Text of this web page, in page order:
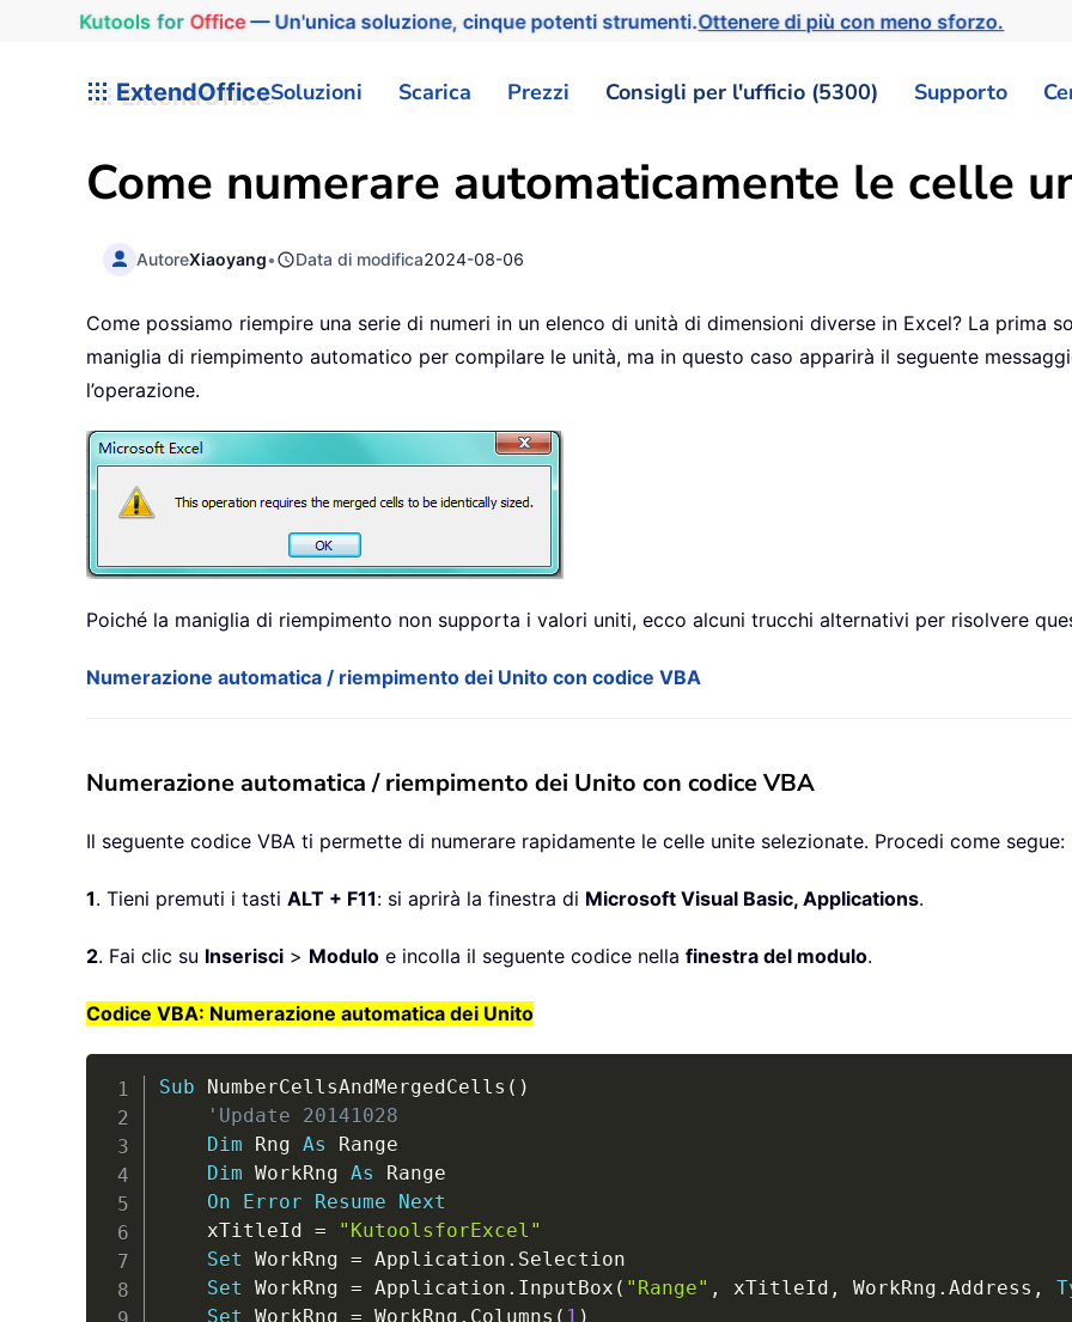
Kutools for Office— Un'unica soluzione, cinque potenti strumenti.Ottenere di più con meno sforzo.
ExtendOfficeSoluzioni Scarica Prezzi Consigli per l'ufficio (5300) Supporto
Come numerare automaticamente le celle
AutoreXiaoyang• Data di modifica2024-08-06
Come possiamo riempire una serie di numeri in un elenco di unità di dimensioni diverse in Excel? La prima
maniglia di riempimento automatico per compilare le unità, ma in questo caso apparirà il seguente
l’operazione.
Poiché la maniglia di riempimento non supporta i valori uniti, ecco alcuni trucchi alternativi per risolvere
Numerazione automatica / riempimento dei Unito con codice VBA
Numerazione automatica / riempimento dei Unito con codice VBA
Il seguente codice VBA ti permette di numerare rapidamente le celle unite selezionate. Procedi come segue:
1. Tieni premuti i tasti ALT + F11: si aprirà la finestra di Microsoft Visual Basic, Applications.
2. Fai clic su Inserisci > Modulo e incolla il seguente codice nella finestra del modulo.
Codice VBA: Numerazione automatica dei Unito
Sub NumberCellsAndMergedCells ( )
'Update 20141028
Dim Rng As Range
Dim WorkRng As Range
On
Error Resume
Next
	xTitleId
=
"KutoolsforExcel"
Set WorkRng = Application . Selection
Set WorkRng = Application . InputBox ( "Range" , xTitleId , WorkRng . Address ,
Set WorkRng = WorkRng . Columns ( 1 )